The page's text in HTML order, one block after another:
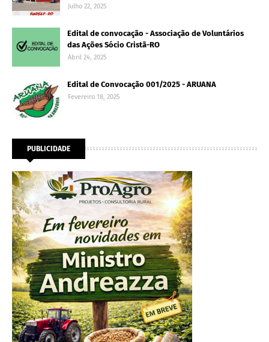
Julho 22, 2025
Edital de convocação - Associação de Voluntários
das Ações Sócio Cristã-RO
Abril 24, 2025
Edital de Convocação 001/2025 - ARUANA
Fevereiro 18, 2025
PUBLICIDADE